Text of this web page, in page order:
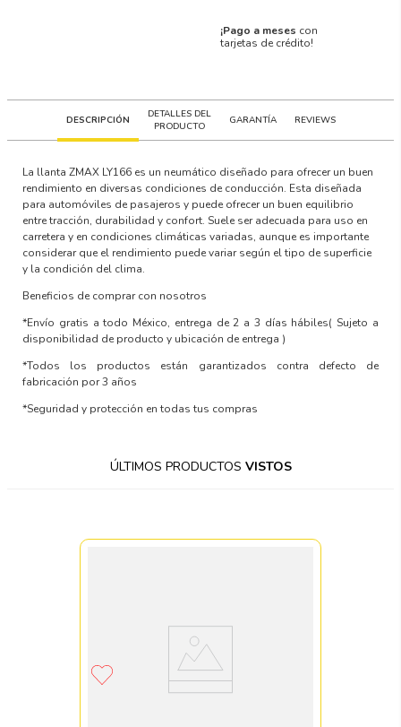
¡Pago a meses con
tarjetas de crédito!
DESCRIPCIÓN
DETALLES DEL
PRODUCTO
GARANTÍA REVIEWS
La llanta ZMAX LY166 es un neumático diseñado para ofrecer un buen
rendimiento en diversas condiciones de conducción. Esta diseñada
para automóviles de pasajeros y puede ofrecer un buen equilibrio
entre tracción, durabilidad y confort. Suele ser adecuada para uso en
carretera y en condiciones climáticas variadas, aunque es importante
considerar que el rendimiento puede variar según el tipo de superficie
y la condición del clima.
Beneficios de comprar con nosotros
*Envío gratis a todo México, entrega de 2 a 3 días hábiles( Sujeto a
disponibilidad de producto y ubicación de entrega )
*Todos los productos están garantizados contra defecto de
fabricación por 3 años
*Seguridad y protección en todas tus compras
ÚLTIMOS PRODUCTOS VISTOS